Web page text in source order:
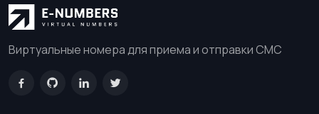
Виртуальные номера для приема и отправки СМС